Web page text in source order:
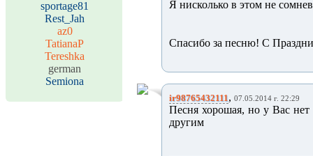
sportage81
Rest_Jah
az0
TatianaP
Tereshka
german
Semiona
Я нисколько в этом не
Спасибо за песню! С
ir98765432111, 07.05.2014 г. 22:29
Песня хорошая, но у Вас нет
другим